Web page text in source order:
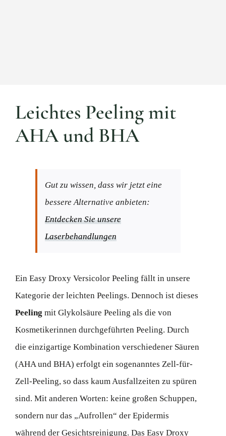
Leichtes Peeling mit
AHA und BHA
Gut zu wissen, dass wir jetzt eine
bessere Alternative anbieten:
Entdecken Sie unsere
Laserbehandlungen
Ein Easy Droxy Versicolor Peeling fällt in unsere
Kategorie der leichten Peelings. Dennoch ist dieses
Peeling mit Glykolsäure Peeling als die von
Kosmetikerinnen durchgeführten Peeling. Durch
die einzigartige Kombination verschiedener Säuren
(AHA und BHA) erfolgt ein sogenanntes Zell-für-
Zell-Peeling, so dass kaum Ausfallzeiten zu spüren
sind. Mit anderen Worten: keine großen Schuppen,
sondern nur das „Aufrollen“ der Epidermis
während der Gesichtsreinigung. Das Easy Droxy